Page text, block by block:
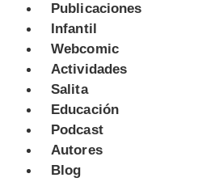
Publicaciones
Infantil
Webcomic
Actividades
Salita
Educación
Podcast
Autores
Blog